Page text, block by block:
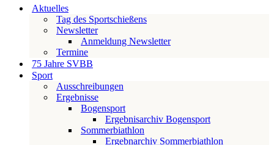
Aktuelles
Tag des Sportschießens
Newsletter
Anmeldung Newsletter
Termine
75 Jahre SVBB
Sport
Ausschreibungen
Ergebnisse
Bogensport
Ergebnisarchiv Bogensport
Sommerbiathlon
Ergebnarchiv Sommerbiathlon